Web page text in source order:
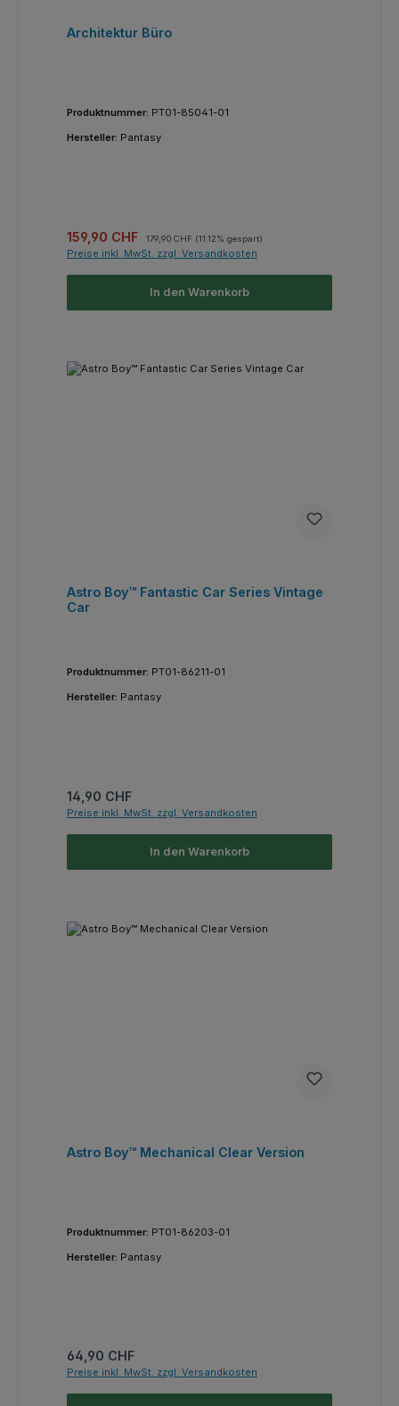
Architektur Büro
Produktnummer: PT01-85041-01
Hersteller: Pantasy
Verkaufspreis:
159,90 CHF 179,90 CHF (11.12% gespart)
Preise inkl. MwSt. zzgl. Versandkosten
In den Warenkorb
Astro Boy™ Fantastic Car Series Vintage
Car
Produktnummer: PT01-86211-01
Hersteller: Pantasy
Regulärer Preis:
14,90 CHF
Preise inkl. MwSt. zzgl. Versandkosten
In den Warenkorb
Astro Boy™ Mechanical Clear Version
Produktnummer: PT01-86203-01
Hersteller: Pantasy
Regulärer Preis:
64,90 CHF
Preise inkl. MwSt. zzgl. Versandkosten